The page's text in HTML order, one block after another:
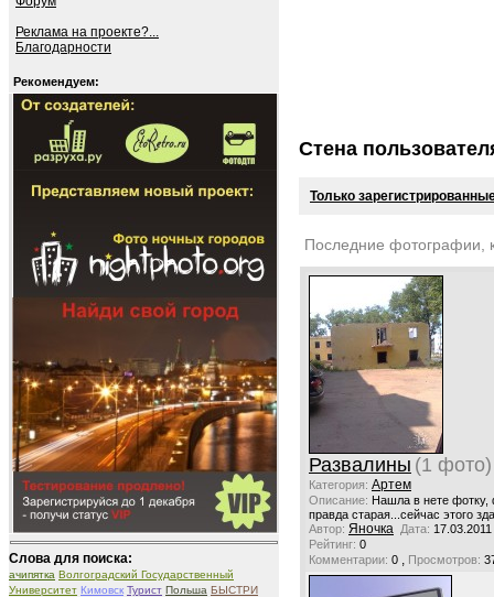
Реклама на проекте?...
Благодарности
Рекомендуем:
Слова для поиска:
ачипятка Волгоградский Государственный
Университет Кимовск Турист Польша БЫСТРИ
Стена
Только
Последние фотографии,
Развалины (1 фото)
Категория: Артем
Описание: Нашла в нете фотку,
правда старая...сейчас этого
Автор: Яночка Дата:
Рейтинг: 0
Комментарии: 0 , Просмотров: